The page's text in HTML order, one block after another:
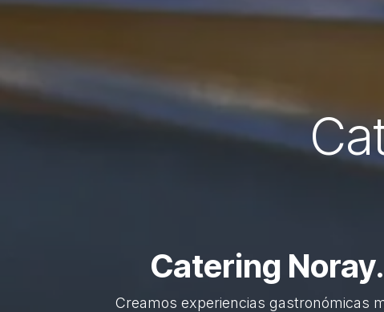
Catering Noray
Creamos experiencias gastronómicas